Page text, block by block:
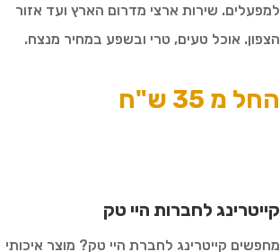
למפעלים. שירות ארצי מדרום הארץ ועד אזור
הצפון. אוכל טעים, טרי ובשפע במחיר מנצח.
החל מ 35 ש"ח
קייטרינג לחברות היי טק
מחפשים קייטרינג לחברת היי טק? מוצר איכותי